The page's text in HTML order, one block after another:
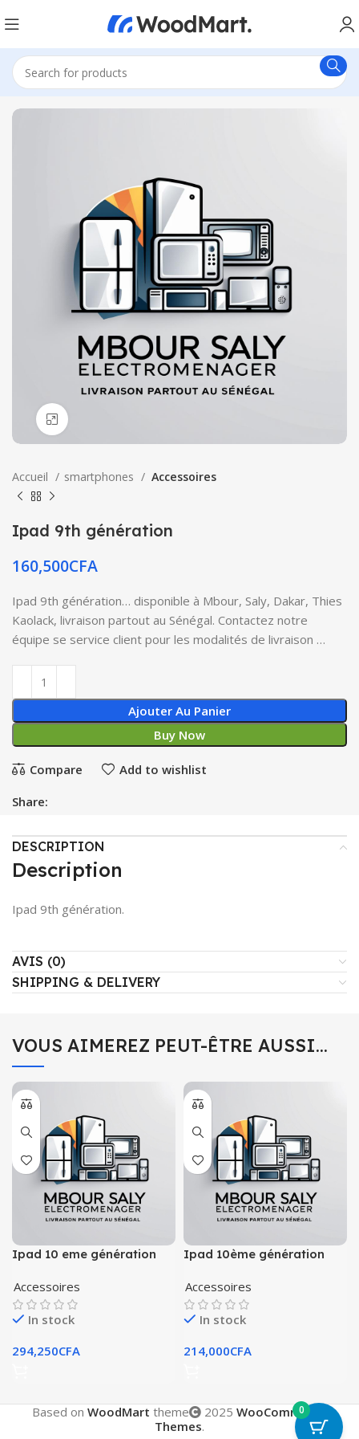
Accueil smartphones Accessoires
Ipad 9th génération
160,500CFA
Ipad 9th génération… disponible à Mbour, Saly, Dakar, Thies
Kaolack, livraison partout au Sénégal. Contactez notre
équipe se service client pour les modalités de livraison …
Ajouter Au Panier
Buy Now
Compare Add to wishlist
Share:
DESCRIPTION
Description
Ipad 9th génération.
AVIS (0)
SHIPPING & DELIVERY
VOUS AIMEREZ PEUT-ÊTRE AUSSI…
Ipad 10 eme génération
Accessoires
In stock
294,250CFA
Ipad 10ème génération
Accessoires
In stock
214,000CFA
Based on WoodMart theme 2025 WooCommerce
Themes.
0